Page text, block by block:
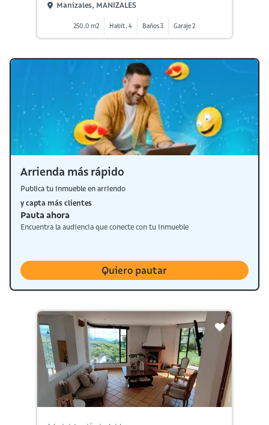
Manizales, MANIZALES
250.0 m2 Habit. 4 Baños 3 Garaje 2
Arrienda más rápido
Publica tu inmueble en arriendo
y capta más clientes
Pauta ahora
Encuentra la audiencia que conecte con tu inmueble
Quiero pautar